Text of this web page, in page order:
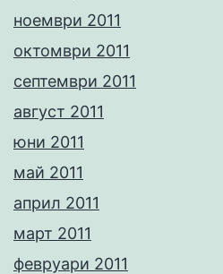
ноември 2011
октомври 2011
септември 2011
август 2011
юни 2011
май 2011
април 2011
март 2011
февруари 2011